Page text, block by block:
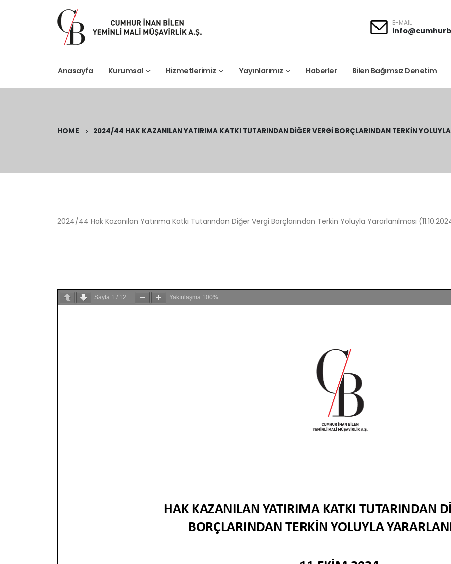
E-MAIL
Anasayfa Kurumsal Hizmetlerimiz Yayınlarımız Haberler Bilen Bağımsız Denetim
HOME 2024/44 HAK KAZANILAN YATIRIMA KATKI TUTARINDAN DIĞER VERGI BORÇLARINDAN TERKIN
2024/44 Hak Kazanılan Yatırıma Katkı Tutarından Diğer Vergi Borçlarından Terkin Yoluyla Yararlanılması
Sayfa 1 / 12 Yakınlaşma 100%